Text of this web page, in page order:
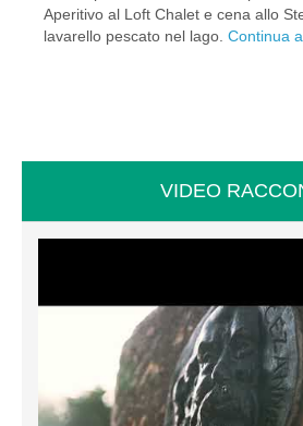
Aperitivo al Loft Chalet e cena allo
lavarello pescato nel lago. Continua
VIDEO